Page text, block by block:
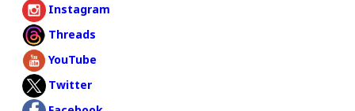
Instagram
Threads
YouTube
Twitter